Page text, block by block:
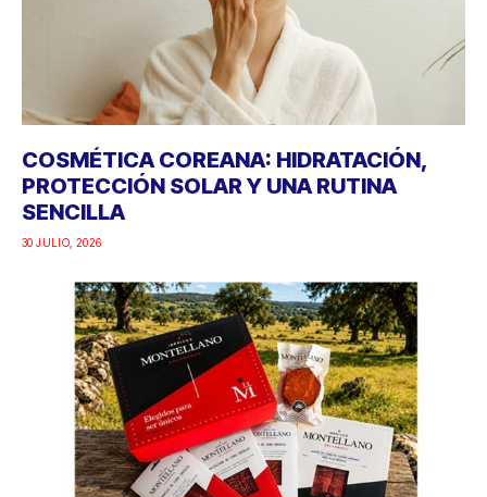
COSMÉTICA COREANA: HIDRATACIÓN,
PROTECCIÓN SOLAR Y UNA RUTINA
SENCILLA
30 JULIO, 2026